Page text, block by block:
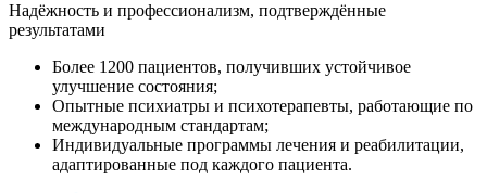
Надёжность и профессионализм, подтверждённые
результатами
Более 1200 пациентов, получивших устойчивое
улучшение состояния;
Опытные психиатры и психотерапевты, работающие по
международным стандартам;
Индивидуальные программы лечения и реабилитации,
адаптированные под каждого пациента.